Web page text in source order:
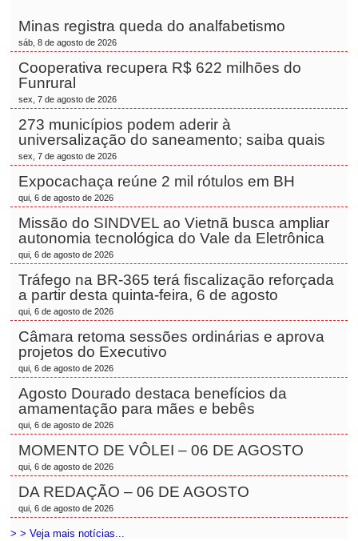
Minas registra queda do analfabetismo
sáb, 8 de agosto de 2026
Cooperativa recupera R$ 622 milhões do
Funrural
sex, 7 de agosto de 2026
273 municípios podem aderir à
universalização do saneamento; saiba quais
sex, 7 de agosto de 2026
Expocachaça reúne 2 mil rótulos em BH
qui, 6 de agosto de 2026
Missão do SINDVEL ao Vietnã busca ampliar
autonomia tecnológica do Vale da Eletrônica
qui, 6 de agosto de 2026
Tráfego na BR-365 terá fiscalização reforçada
a partir desta quinta-feira, 6 de agosto
qui, 6 de agosto de 2026
Câmara retoma sessões ordinárias e aprova
projetos do Executivo
qui, 6 de agosto de 2026
Agosto Dourado destaca benefícios da
amamentação para mães e bebês
qui, 6 de agosto de 2026
MOMENTO DE VÔLEI – 06 DE AGOSTO
qui, 6 de agosto de 2026
DA REDAÇÃO – 06 DE AGOSTO
qui, 6 de agosto de 2026
> > Veja mais notícias...